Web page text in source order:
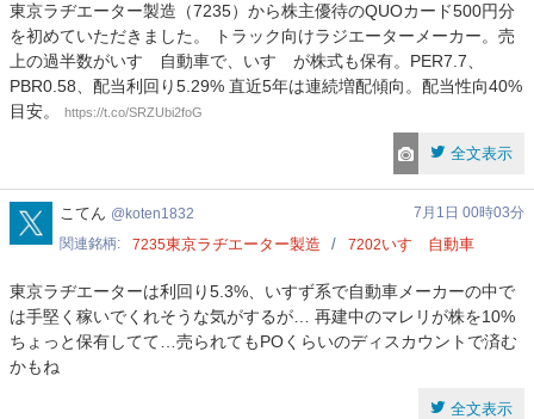
東京ラヂエーター製造（7235）から株主優待のQUOカード500円分
を初めていただきました。 トラック向けラジエーターメーカー。売
上の過半数がいすゞ自動車で、いすゞが株式も保有。PER7.7、
PBR0.58、配当利回り5.29% 直近5年は連続増配傾向。配当性向40%
目安。
https://t.co/SRZUbi2foG
全文表示
koten1832
こてん koten1832
7月1日 00時03分
関連銘柄
7235東京ラヂエーター製造 7202いすゞ自動車
東京ラヂエーターは利回り5.3%、いすず系で自動車メーカーの中で
は手堅く稼いでくれそうな気がするが… 再建中のマレリが株を10%
ちょっと保有してて…売られてもPOくらいのディスカウントで済む
かもね
全文表示